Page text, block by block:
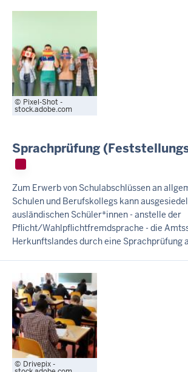
Pixel-Shot -
stock.adobe.com
Sprachprüfung
Zum Erwerb von Schulabschlüssen an
Schulen und Berufskollegs kann
ausländischen Schüler*innen - anstelle der
Pflicht/Wahlpflichtfremdsprache - die
Herkunftslandes durch eine Sprachprüfung
Drivepix -